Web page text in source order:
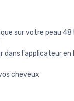
sur votre peau
dans l'applicateur en
cheveux